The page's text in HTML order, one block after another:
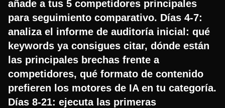
añade a tus 5 competidores principales
para seguimiento comparativo. Días 4-7:
analiza el informe de auditoría inicial: qué
keywords ya consigues citar, dónde están
las principales brechas frente a
competidores, qué formato de contenido
prefieren los motores de IA en tu categoría.
Días 8-21: ejecuta las primeras